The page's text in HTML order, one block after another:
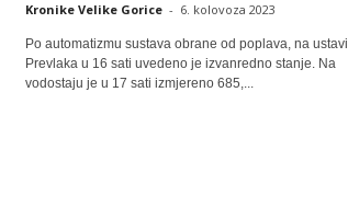
Kronike Velike Gorice - 6. kolovoza 2023
Po automatizmu sustava obrane od poplava, na ustavi
Prevlaka u 16 sati uvedeno je izvanredno stanje. Na
vodostaju je u 17 sati izmjereno 685,...